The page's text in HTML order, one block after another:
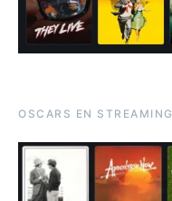
OSCARS EN STREAMING